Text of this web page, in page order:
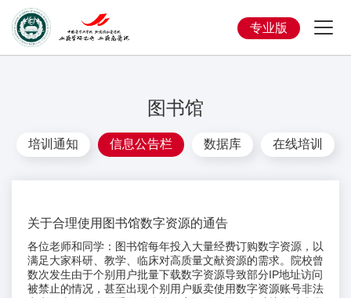
专业版
图书馆
培训通知 信息公告栏 数据库 在线培训
关于合理使用图书馆数字资源的通告
各位老师和同学：图书馆每年投入大量经费订购数字资源，以
满足大家科研、教学、临床对高质量文献资源的需求。院校曾
数次发生由于个别用户批量下载数字资源导致部分IP地址访问
被禁止的情况，甚至出现个别用户贩卖使用数字资源账号非法